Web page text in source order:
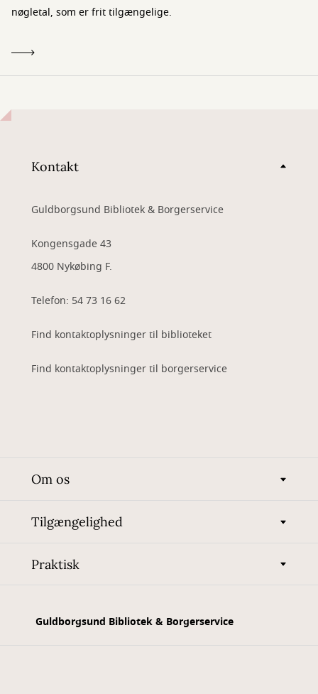
nøgletal, som er frit tilgængelige.
Kontakt
Guldborgsund Bibliotek & Borgerservice
Kongensgade 43
4800 Nykøbing F.
Telefon: 54 73 16 62
Find kontaktoplysninger til biblioteket
Find kontaktoplysninger til borgerservice
Om os
Tilgængelighed
Praktisk
Guldborgsund Bibliotek & Borgerservice